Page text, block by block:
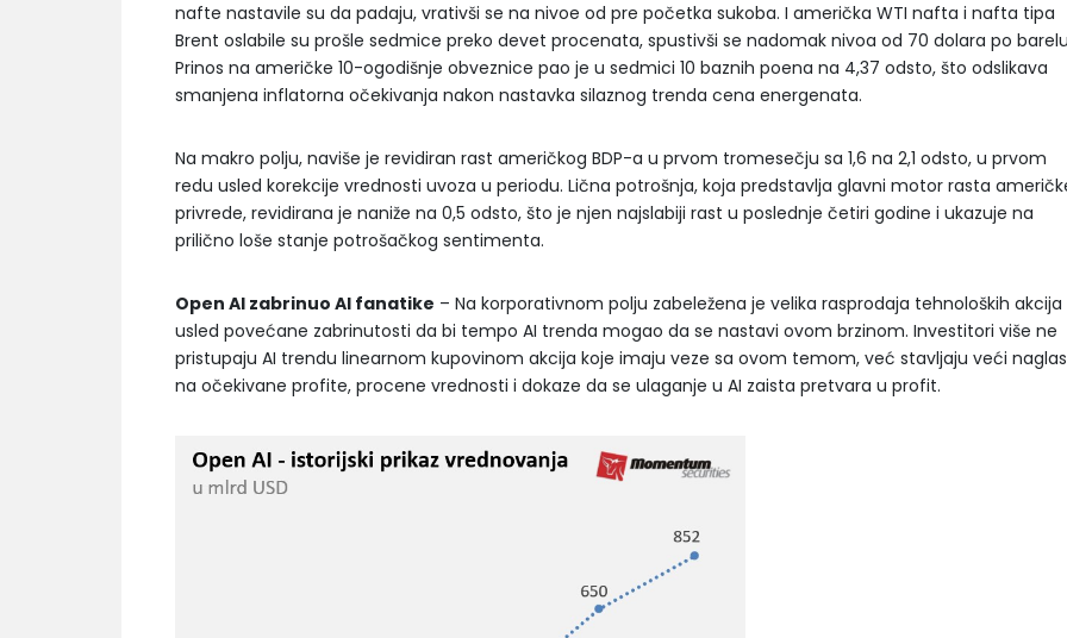
nafte nastavile su da padaju, vrativši se na nivoe od pre početka sukoba. I američka WTI nafta i nafta tipa
Brent oslabile su prošle sedmice preko devet procenata, spustivši se nadomak nivoa od 70 dolara po
Prinos na američke 10-ogodišnje obveznice pao je u sedmici 10 baznih poena na 4,37 odsto, što odslikava
smanjena inflatorna očekivanja nakon nastavka silaznog trenda cena energenata.
Na makro polju, naviše je revidiran rast američkog BDP-a u prvom tromesečju sa 1,6 na 2,1 odsto, u prvom
redu usled korekcije vrednosti uvoza u periodu. Lična potrošnja, koja predstavlja glavni motor rasta
privrede, revidirana je naniže na 0,5 odsto, što je njen najslabiji rast u poslednje četiri godine i ukazuje na
prilično loše stanje potrošačkog sentimenta.
Open AI zabrinuo AI fanatike – Na korporativnom polju zabeležena je velika rasprodaja tehnoloških akcija
usled povećane zabrinutosti da bi tempo AI trenda mogao da se nastavi ovom brzinom. Investitori više ne
pristupaju AI trendu linearnom kupovinom akcija koje imaju veze sa ovom temom, već stavljaju veći
na očekivane profite, procene vrednosti i dokaze da se ulaganje u AI zaista pretvara u profit.